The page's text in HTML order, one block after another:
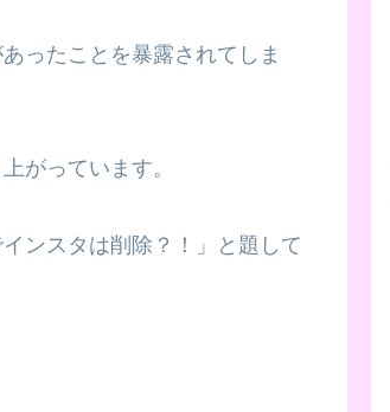
ったことを暴露されてしま
がっています。
ンスタは削除？！」と題して